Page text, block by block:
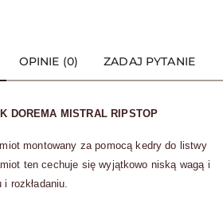
OPINIE (0) ZADAJ PYTANIE
DOREMA MISTRAL RIPSTOP
montowany za pomocą kedry do listwy
ten cechuje się wyjątkowo niską wagą i
i rozkładaniu.